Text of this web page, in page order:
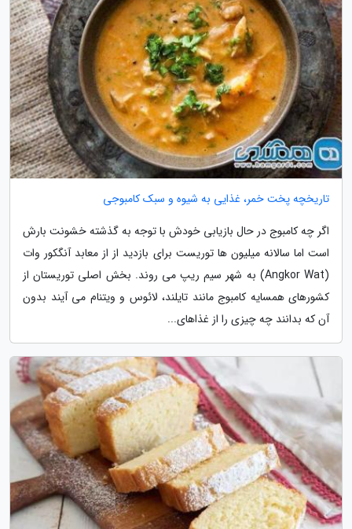
تاریخچه پخت خمر، غذایی به شیوه و سبک کامبوجی
اگر چه کامبوج در حال بازیابی خودش با توجه به گذشته خشونت بارش
است اما سالانه میلیون ها توریست برای بازدید از از معابد آنگکور وات
(Angkor Wat) به شهر سیم ریپ می روند. بخش اصلی توریستان از
کشورهای همسایه کامبوج مانند تایلند، لائوس و ویتنام می آیند بدون
آن که بدانند چه چیزی را از غذاهای...